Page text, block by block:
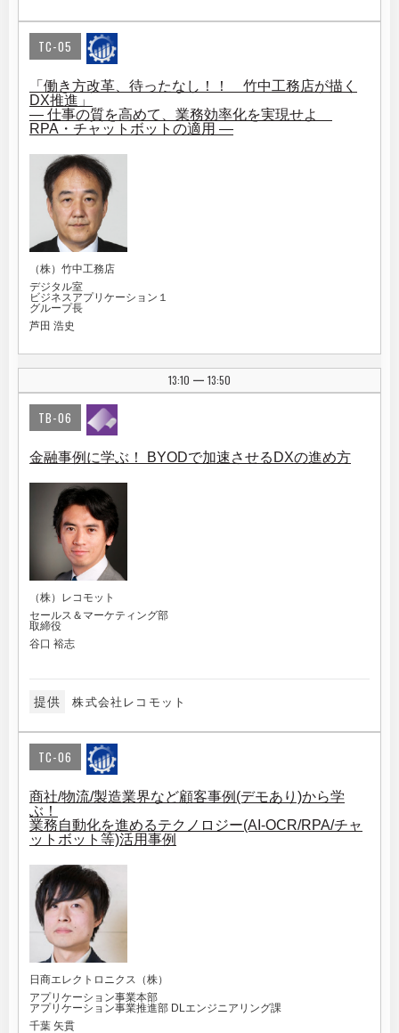
TC-05
「働き方改革、待ったなし！！ 竹中工務店が描く
DX推進」
― 仕事の質を高めて、業務効率化を実現せよ
RPA・チャットボットの適用 ―
（株）竹中工務店
デジタル室
ビジネスアプリケーション１
グループ長
芦田 浩史
13:10 | 13:50
TB-06
金融事例に学ぶ！ BYODで加速させるDXの進め方
（株）レコモット
セールス＆マーケティング部
取締役
谷口 裕志
提供 株式会社レコモット
TC-06
商社/物流/製造業界など顧客事例(デモあり)から学
ぶ！
業務自動化を進めるテクノロジー(AI-OCR/RPA/チャ
ットボット等)活用事例
日商エレクトロニクス（株）
アプリケーション事業本部
アプリケーション事業推進部 DLエンジニアリング課
千葉 矢貫